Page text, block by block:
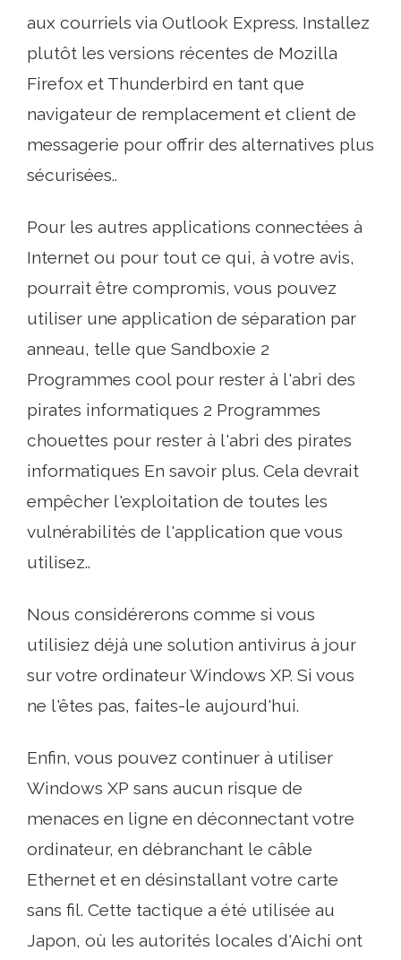
aux courriels via Outlook Express. Installez
plutôt les versions récentes de Mozilla
Firefox et Thunderbird en tant que
navigateur de remplacement et client de
messagerie pour offrir des alternatives plus
sécurisées..
Pour les autres applications connectées à
Internet ou pour tout ce qui, à votre avis,
pourrait être compromis, vous pouvez
utiliser une application de séparation par
anneau, telle que Sandboxie 2
Programmes cool pour rester à l'abri des
pirates informatiques 2 Programmes
chouettes pour rester à l'abri des pirates
informatiques En savoir plus. Cela devrait
empêcher l'exploitation de toutes les
vulnérabilités de l'application que vous
utilisez..
Nous considérerons comme si vous
utilisiez déjà une solution antivirus à jour
sur votre ordinateur Windows XP. Si vous
ne l'êtes pas, faites-le aujourd'hui.
Enfin, vous pouvez continuer à utiliser
Windows XP sans aucun risque de
menaces en ligne en déconnectant votre
ordinateur, en débranchant le câble
Ethernet et en désinstallant votre carte
sans fil. Cette tactique a été utilisée au
Japon, où les autorités locales d'Aichi ont